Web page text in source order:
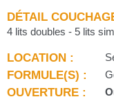
DÉTAIL
4 lits doubles - 5 lits
LOCATION :
FORMULE(S) :
OUVERTURE :